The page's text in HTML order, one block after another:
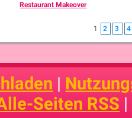
Restaurant Makeover
1 2 3 4
|
Seiten RSS |